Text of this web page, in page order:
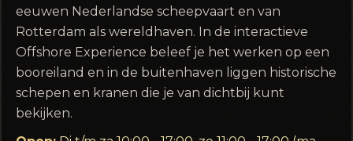
eeuwen Nederlandse scheepvaart en van
Rotterdam als wereldhaven. In de interactieve
Offshore Experience beleef je het werken op een
booreiland en in de buitenhaven liggen historische
schepen en kranen die je van dichtbij kunt
bekijken.